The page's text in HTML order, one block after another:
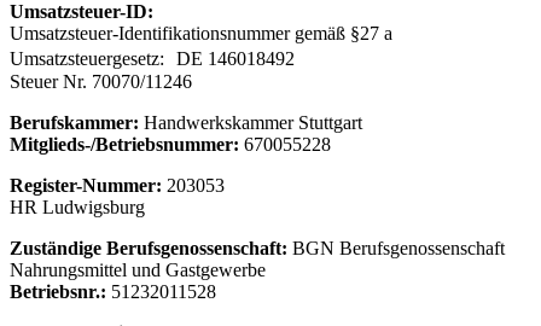
Umsatzsteuer-ID:
Umsatzsteuer-Identifikationsnummer gemäß §27 a
Umsatzsteuergesetz: DE 146018492
Steuer Nr. 70070/11246
Berufskammer: Handwerkskammer Stuttgart
Mitglieds-/Betriebsnummer: 670055228
Register-Nummer: 203053
HR Ludwigsburg
Zuständige Berufsgenossenschaft: BGN Berufsgenossenschaft
Nahrungsmittel und Gastgewerbe
Betriebsnr.: 51232011528